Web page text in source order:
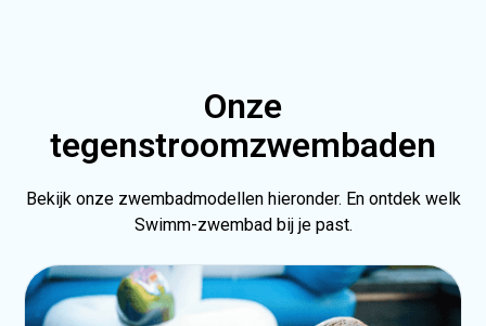
Onze
tegenstroomzwembaden
Bekijk onze zwembadmodellen hieronder. En ontdek welk
Swimm-zwembad bij je past.